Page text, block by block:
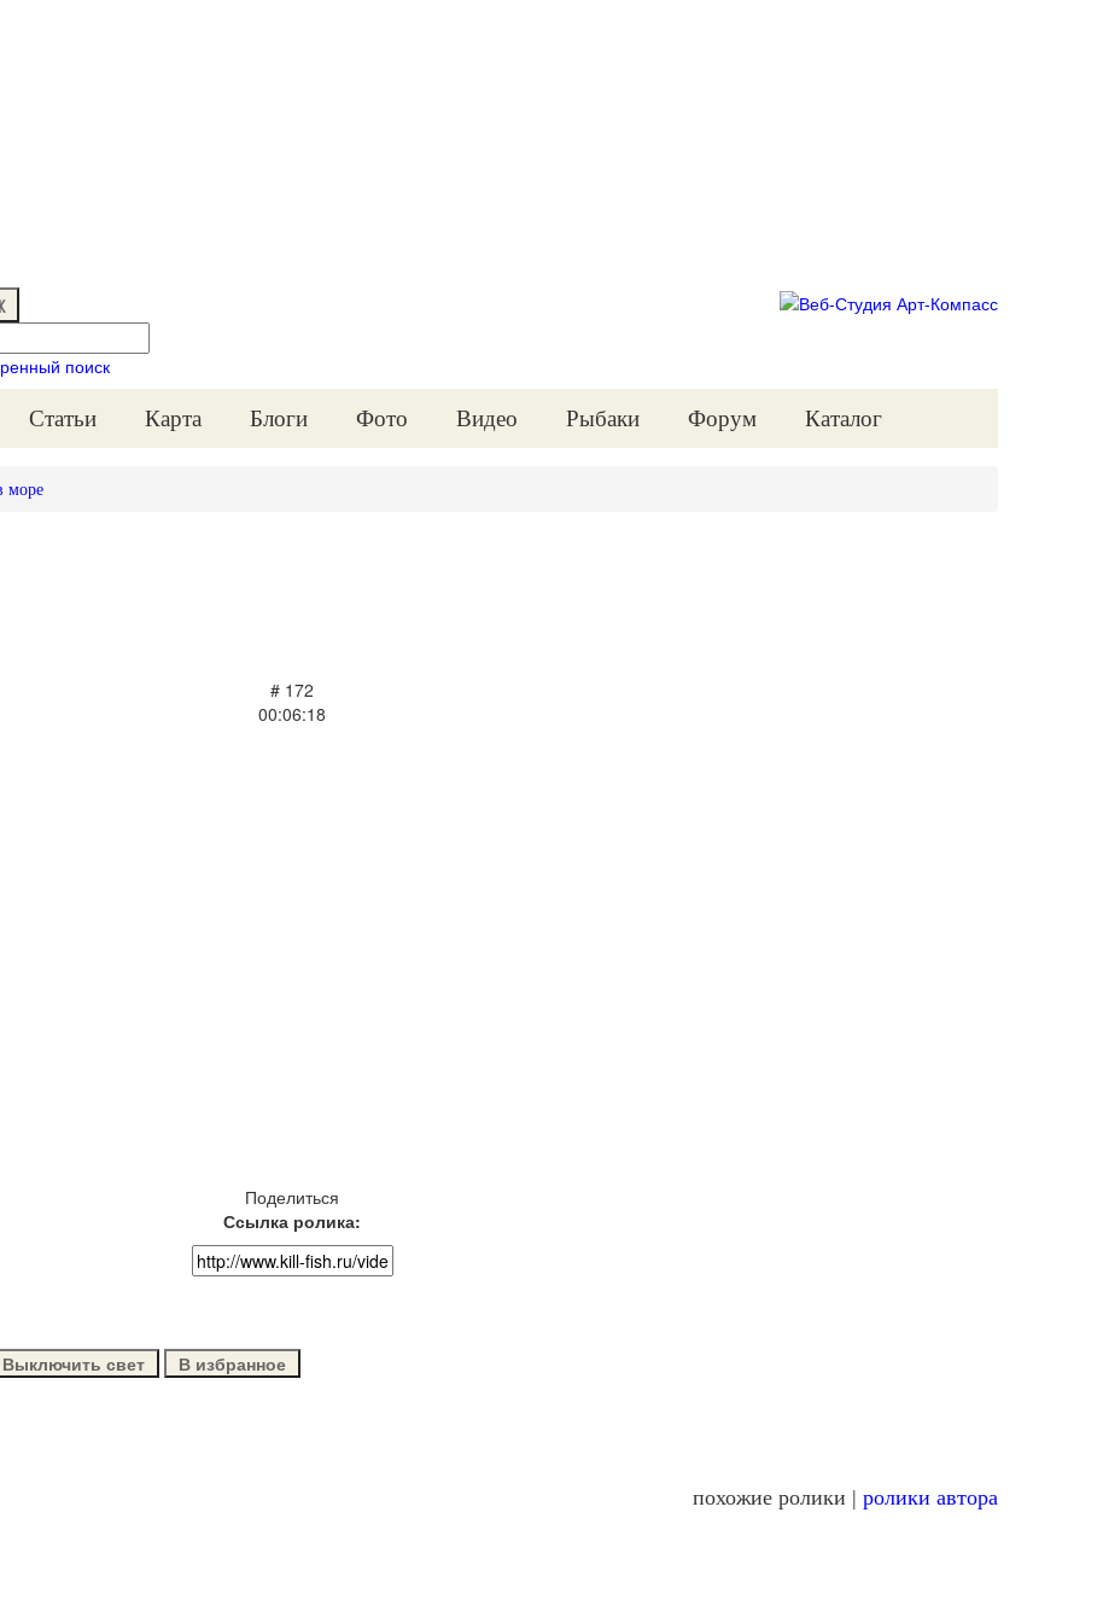
поиск
Статьи Карта Блоги Фото Видео Рыбаки Форум Каталог
море
# 172
00:06:18
Поделиться
Ссылка ролика:
Выключить свет
В избранное
похожие ролики | ролики автора